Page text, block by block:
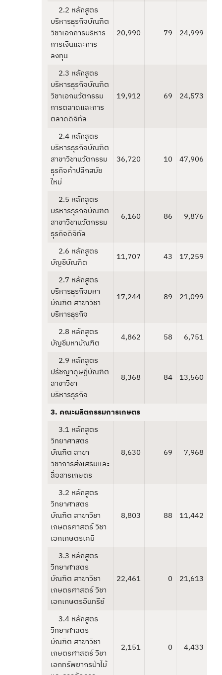
2.2 หลักสูตร
บริหารธุรกิจบัณฑิต
วิชาเอกการบริหาร
การเงินและการ
ลงทุน
20,990 79 24,999
2.3 หลักสูตร
บริหารธุรกิจบัณฑิต
วิชาเอกนวัตกรรม
การตลาดและการ
ตลาดดิจิทัล
19,912 69 24,573
2.4 หลักสูตร
บริหารธุรกิจบัณฑิต
สาขาวิชานวัตกรรม
ธุรกิจค้าปลีกสมัย
ใหม่
36,720 10 47,906
2.5 หลักสูตร
บริหารธุรกิจบัณฑิต
สาขาวิชานวัตกรรม
ธุรกิจดิจิทัล
6,160 86 9,876
2.6 หลักสูตร
บัญชีบัณฑิต
11,707 43
17,259
2.7 หลักสูตร
บริหารธุรกิจมหา
บัณฑิต สาขาวิชา
บริหารธุรกิจ
17,244 89 21,099
2.8 หลักสูตร
บัญชีมหาบัณฑิต
4,862 58
6,751
2.9 หลักสูตร
ปรัชญาดุษฎีบัณฑิต
สาขาวิชา
บริหารธุรกิจ
8,368 84 13,560
3. คณะผลิตกรรมการเกษตร
3.1 หลักสูตร
วิทยาศาสตร
บัณฑิต สาขา
วิชาการส่งเสริมและ
สื่อสารเกษตร
8,630 69 7,968
3.2 หลักสูตร
วิทยาศาสตร
บัณฑิต สาขาวิชา
เกษตรศาสตร์ วิชา
เอกเกษตรเคมี
8,803 88 11,442
3.3 หลักสูตร
วิทยาศาสตร
บัณฑิต สาขาวิชา
เกษตรศาสตร์ วิชา
เอกเกษตรอินทรีย์
22,461 0 21,613
3.4 หลักสูตร
วิทยาศาสตร
บัณฑิต สาขาวิชา
เกษตรศาสตร์ วิชา
เอกทรัพยากรป่าไม้
2,151 0 4,433